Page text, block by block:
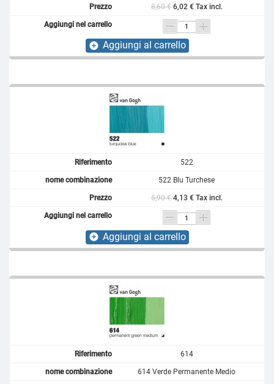
8,60 € 6,02 € Tax incl.
add_circle Aggiungi al carrello
522
522 Blu Turchese
5,90 € 4,13 € Tax incl.
add_circle Aggiungi al carrello
614
614 Verde Permanente Medio